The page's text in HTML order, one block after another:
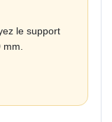
le support